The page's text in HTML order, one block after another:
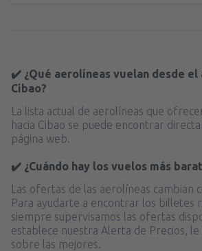
✔️ ¿Qué aerolíneas vuelan desde
Cibao?
La lista actual de aerolíneas que
hacia Cibao se puede encontrar
página web.
✔️ ¿Cuándo hay los vuelos más
Las ofertas de las aerolíneas cambian
Para ayudarte a encontrar los billetes
siempre supervisamos las ofertas
establece nuestra Alerta de Precios,
sobre las mejores.